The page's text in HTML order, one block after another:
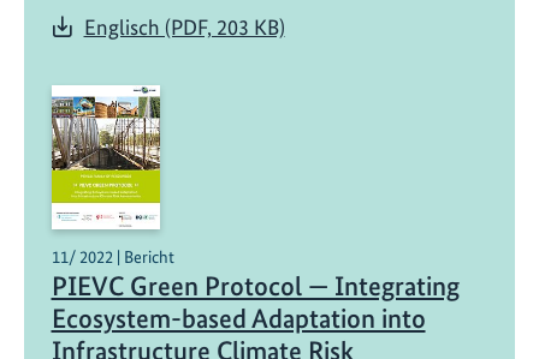
Englisch (PDF, 203 KB)
11/ 2022 | Bericht
PIEVC Green Protocol — Integrating
Ecosystem-based Adaptation into
Infrastructure Climate Risk